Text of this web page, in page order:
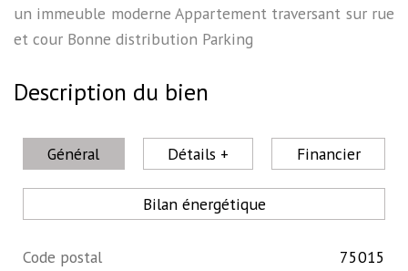
un immeuble moderne Appartement traversant sur rue
et cour Bonne distribution Parking
Description du bien
Général Détails + Financier
Bilan énergétique
Label
Code postal
75015